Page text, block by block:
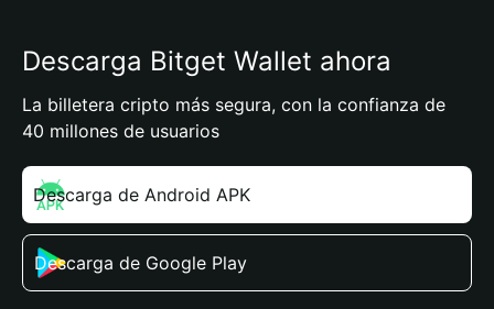
Descarga Bitget Wallet ahora
La billetera cripto más segura, con la confianza de
40 millones de usuarios
Descarga de Android APK
Descarga de Google Play